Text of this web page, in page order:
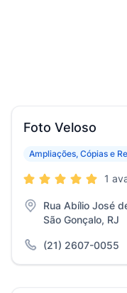
Foto Veloso
Ampliações, Cópias e
1
Rua Abílio José
São Gonçalo, RJ
(21) 2607-0055